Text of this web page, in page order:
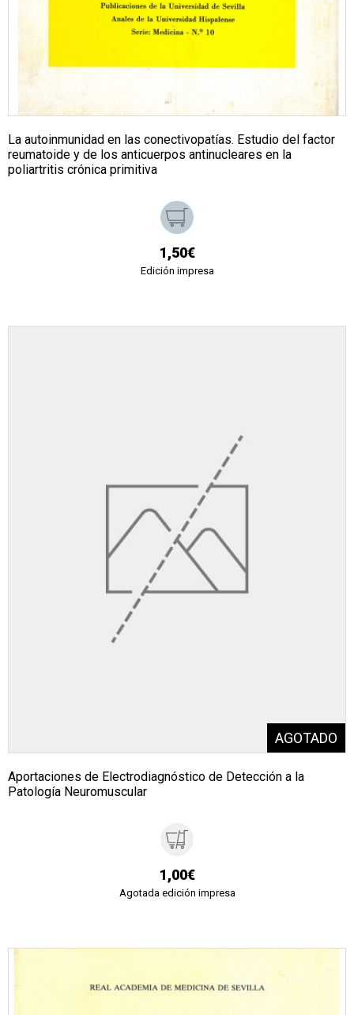
La autoinmunidad en las conectivopatías. Estudio del factor
reumatoide y de los anticuerpos antinucleares en la
poliartritis crónica primitiva
1,50€
Edición impresa
Aportaciones de Electrodiagnóstico de Detección a la
Patología Neuromuscular
1,00€
Agotada edición impresa